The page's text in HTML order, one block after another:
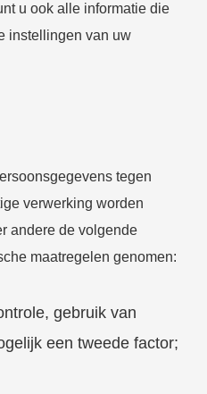
u ook alle informatie die
instellingen van uw
tegen
verwerking worden
andere de volgende
maatregelen genomen:
gebruik van
een tweede factor;